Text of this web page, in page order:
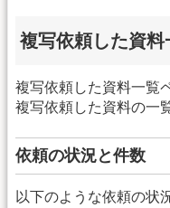
複写依頼した資
複写依頼した資料一覧
複写依頼した資料の一
依頼の状況と件数
以下のような依頼の状